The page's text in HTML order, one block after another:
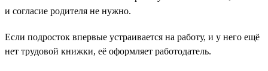
и согласие родителя не нужно.
Если подросток впервые устраивается на работу, и у него ещё
нет трудовой книжки, её оформляет работодатель.